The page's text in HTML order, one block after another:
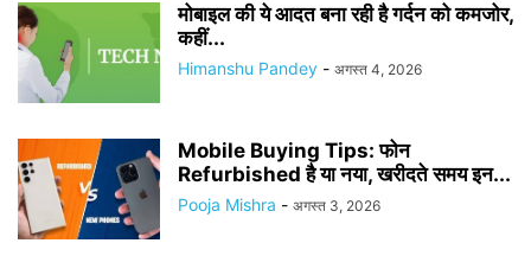
मोबाइल की ये आदत बना रही है गर्दन को कमजोर,
कहीं...
Himanshu Pandey - अगस्त 4, 2026
Mobile Buying Tips: फोन
Refurbished है या नया, खरीदते समय इन...
Pooja Mishra - अगस्त 3, 2026